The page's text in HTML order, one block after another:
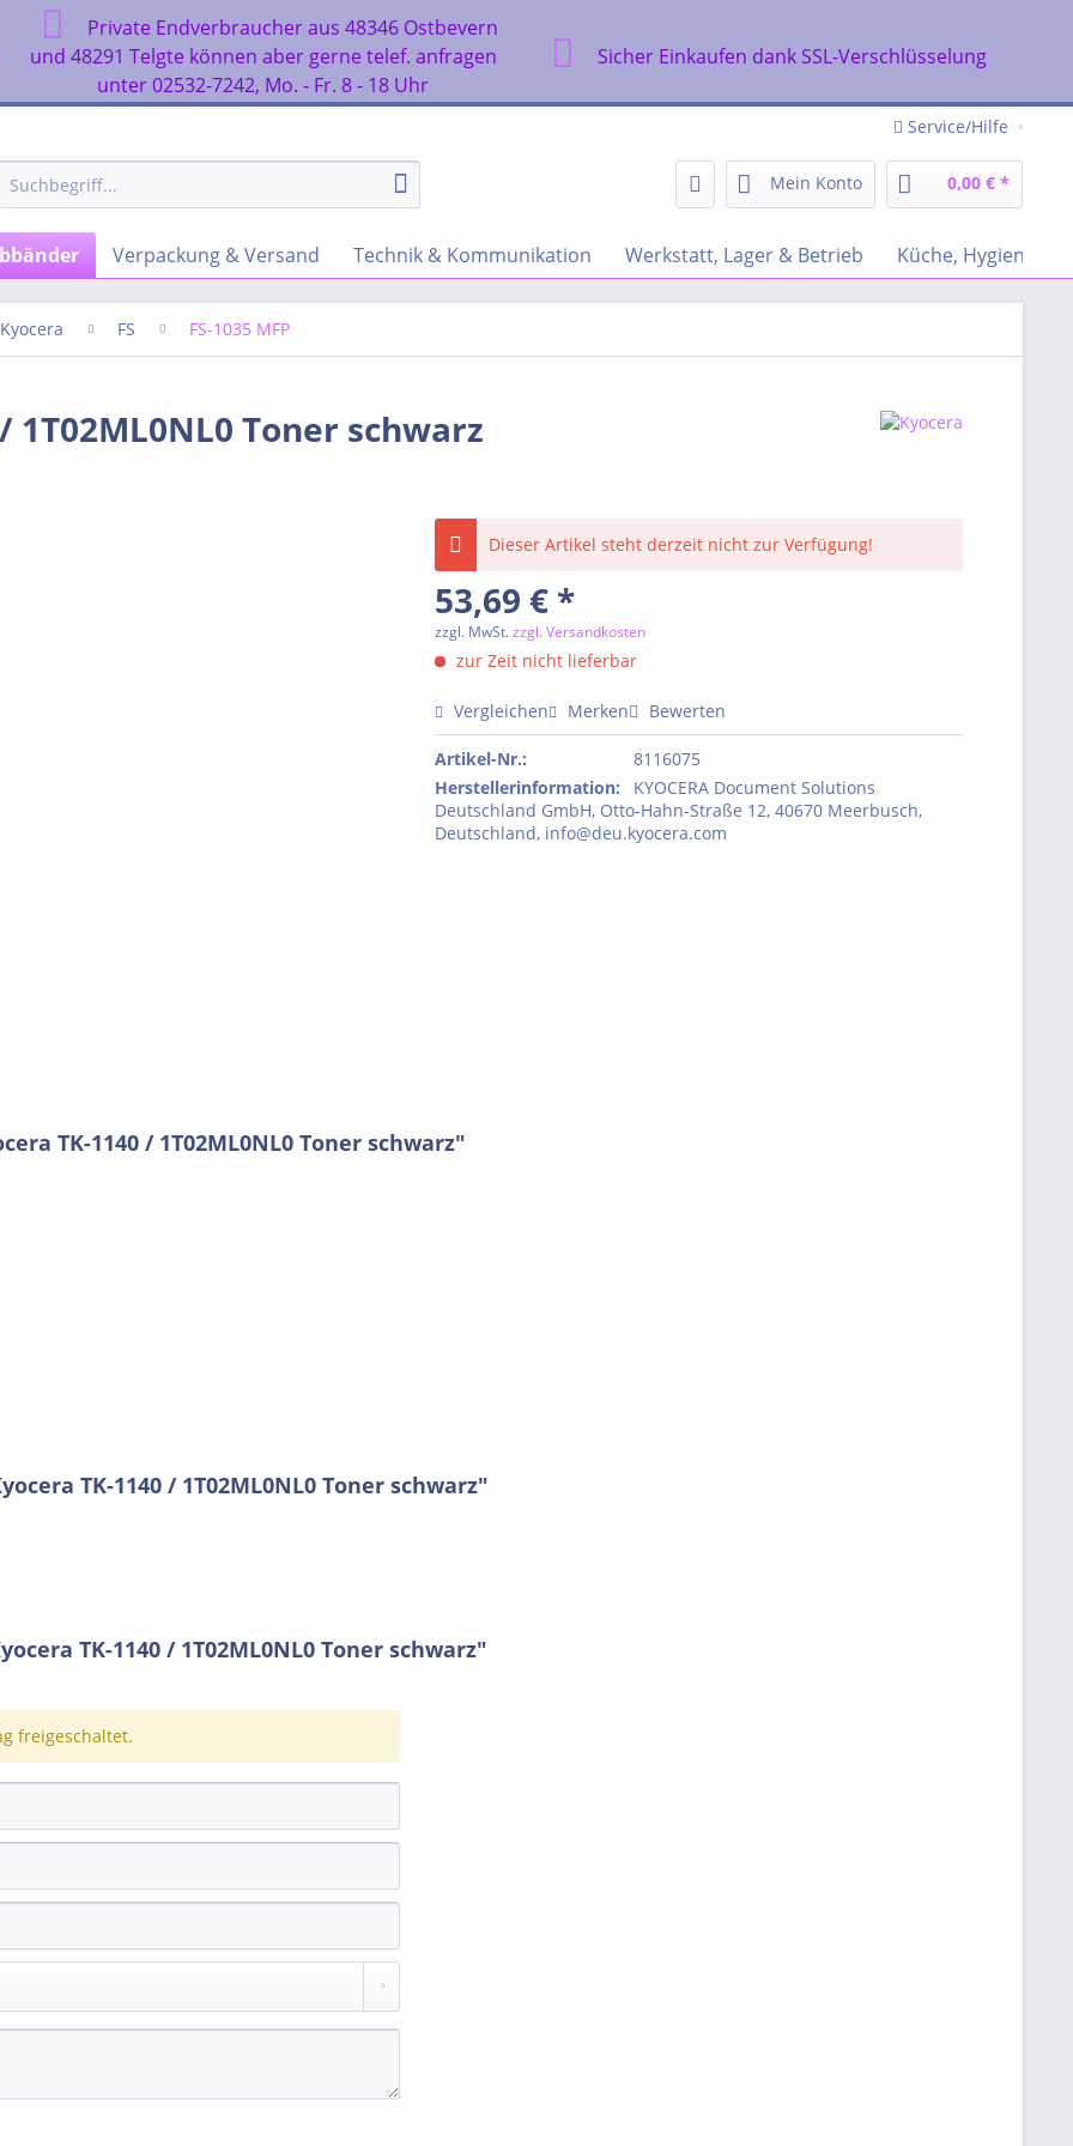
Private Endverbraucher aus 48346 Ostbevern
und 48291 Telgte können aber gerne telef. anfragen
unter 02532-7242, Mo. - Fr. 8 - 18 Uhr
Sicher Einkaufen dank SSL-Verschlüsselung
Service/Hilfe
Mein Konto 0,00 € *
Verpackung & Versand Technik & Kommunikation Werkstatt, Lager & Betrieb Küche, Hygiene &
Kyocera FS FS-1035 MFP
Toner schwarz
Dieser Artikel steht derzeit nicht zur Verfügung!
53,69 € *
zzgl. MwSt.zzgl. Versandkosten
zur Zeit nicht lieferbar
Vergleichen Merken Bewerten
Artikel-Nr.:
8116075
Herstellerinformation:
KYOCERA Document Solutions
Deutschland GmbH, Otto-Hahn-Straße 12, 40670 Meerbusch,
Deutschland, info@deu.kyocera.com
TK-1140 / 1T02ML0NL0 Toner schwarz"
TK-1140 / 1T02ML0NL0 Toner schwarz"
TK-1140 / 1T02ML0NL0 Toner schwarz"
freigeschaltet.